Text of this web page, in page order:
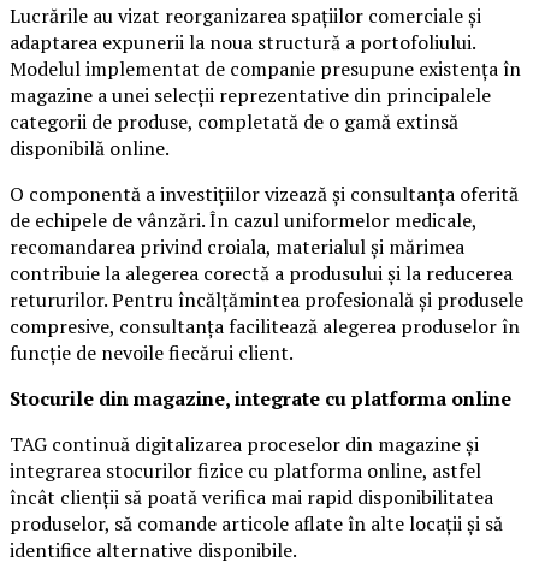
Lucrările au vizat reorganizarea spațiilor comerciale și
adaptarea expunerii la noua structură a portofoliului.
Modelul implementat de companie presupune existența în
magazine a unei selecții reprezentative din principalele
categorii de produse, completată de o gamă extinsă
disponibilă online.
O componentă a investițiilor vizează și consultanța oferită
de echipele de vânzări. În cazul uniformelor medicale,
recomandarea privind croiala, materialul și mărimea
contribuie la alegerea corectă a produsului și la reducerea
retururilor. Pentru încălțămintea profesională și produsele
compresive, consultanța facilitează alegerea produselor în
funcție de nevoile fiecărui client.
Stocurile din magazine, integrate cu platforma online
TAG continuă digitalizarea proceselor din magazine și
integrarea stocurilor fizice cu platforma online, astfel
încât clienții să poată verifica mai rapid disponibilitatea
produselor, să comande articole aflate în alte locații și să
identifice alternative disponibile.